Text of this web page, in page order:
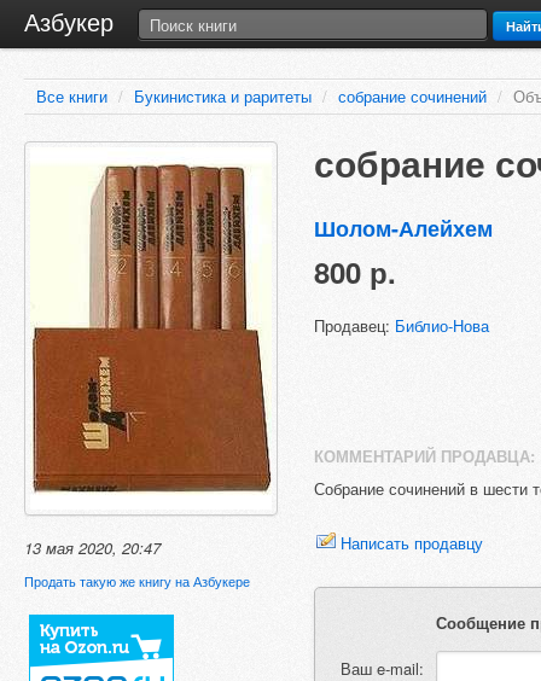
Азбукер
Все книги / Букинистика и раритеты / собрание сочинений /
13 мая 2020, 20:47
Продать такую же книгу на Азбукере
собрание
Шолом-Алейхем
800 р.
Продавец: Библио-Нова
КОММЕНТАРИЙ ПРОДАВЦА:
Собрание сочинений в
Написать продавцу
Сообщение
Ваш e-mail: